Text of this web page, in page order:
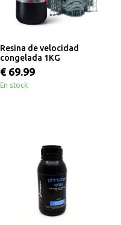
Resina de velocidad
congelada 1KG
€ 69.99
En stock